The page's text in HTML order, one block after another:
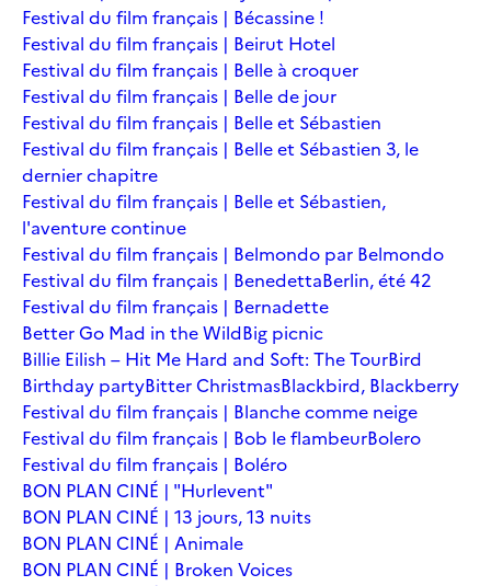
Festival du film français | Bécassine !
Festival du film français | Beirut Hotel
Festival du film français | Belle à croquer
Festival du film français | Belle de jour
Festival du film français | Belle et Sébastien
Festival du film français | Belle et Sébastien 3, le
dernier chapitre
Festival du film français | Belle et Sébastien,
l'aventure continue
Festival du film français | Belmondo par Belmondo
Festival du film français | BenedettaBerlin, été 42
Festival du film français | Bernadette
Better Go Mad in the WildBig picnic
Billie Eilish – Hit Me Hard and Soft: The TourBird
Birthday partyBitter ChristmasBlackbird, Blackberry
Festival du film français | Blanche comme neige
Festival du film français | Bob le flambeurBolero
Festival du film français | Boléro
BON PLAN CINÉ | "Hurlevent"
BON PLAN CINÉ | 13 jours, 13 nuits
BON PLAN CINÉ | Animale
BON PLAN CINÉ | Broken Voices